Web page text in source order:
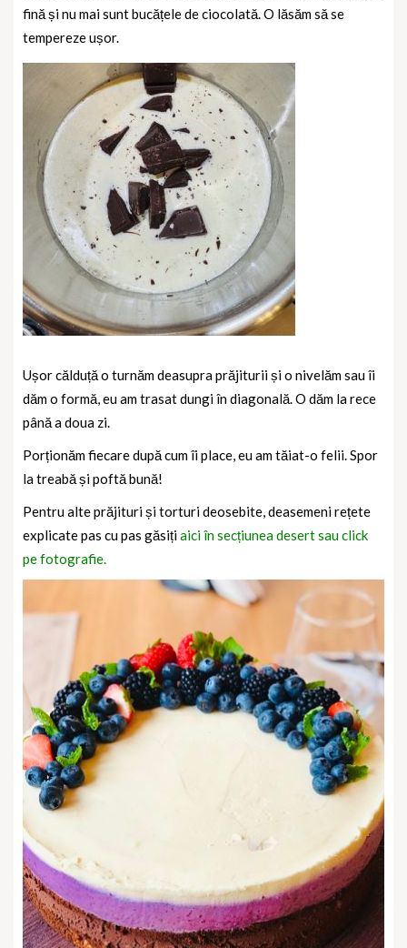
fină și nu mai sunt bucățele de ciocolată. O lăsăm să se
tempereze ușor.
Ușor călduță o turnăm deasupra prăjiturii și o nivelăm sau îi
dăm o formă, eu am trasat dungi în diagonală. O dăm la rece
până a doua zi.
Porționăm fiecare după cum îi place, eu am tăiat-o felii. Spor
la treabă și poftă bună!
Pentru alte prăjituri și torturi deosebite, deasemeni rețete
explicate pas cu pas găsițiaici în secțiunea desert sau click
pe fotografie.